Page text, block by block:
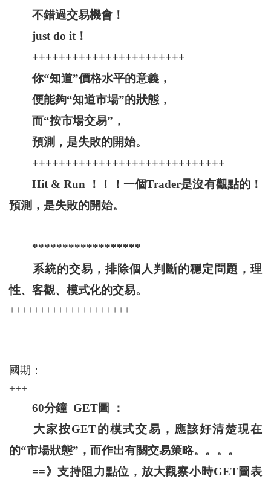
不錯過交易機會！
just do it！
+++++++++++++++++++++++
你“知道”價格水平的意義，
便能夠“知道市場”的狀態，
而“按市場交易”，
預測，是失敗的開始。
+++++++++++++++++++++++++++++
Hit & Run ！！！一個Trader是沒有觀點的！
預測，是失敗的開始。
******************
系統的交易，排除個人判斷的穩定問題，理
性、客觀、模式化的交易。
++++++++++++++++++++
國期：
+++
60分鐘 GET圖 ：
大家按GET的模式交易，應該好清楚現在
的“市場狀態”，而作出有關交易策略。。。。
==》支持阻力點位，放大觀察小時GET圖表